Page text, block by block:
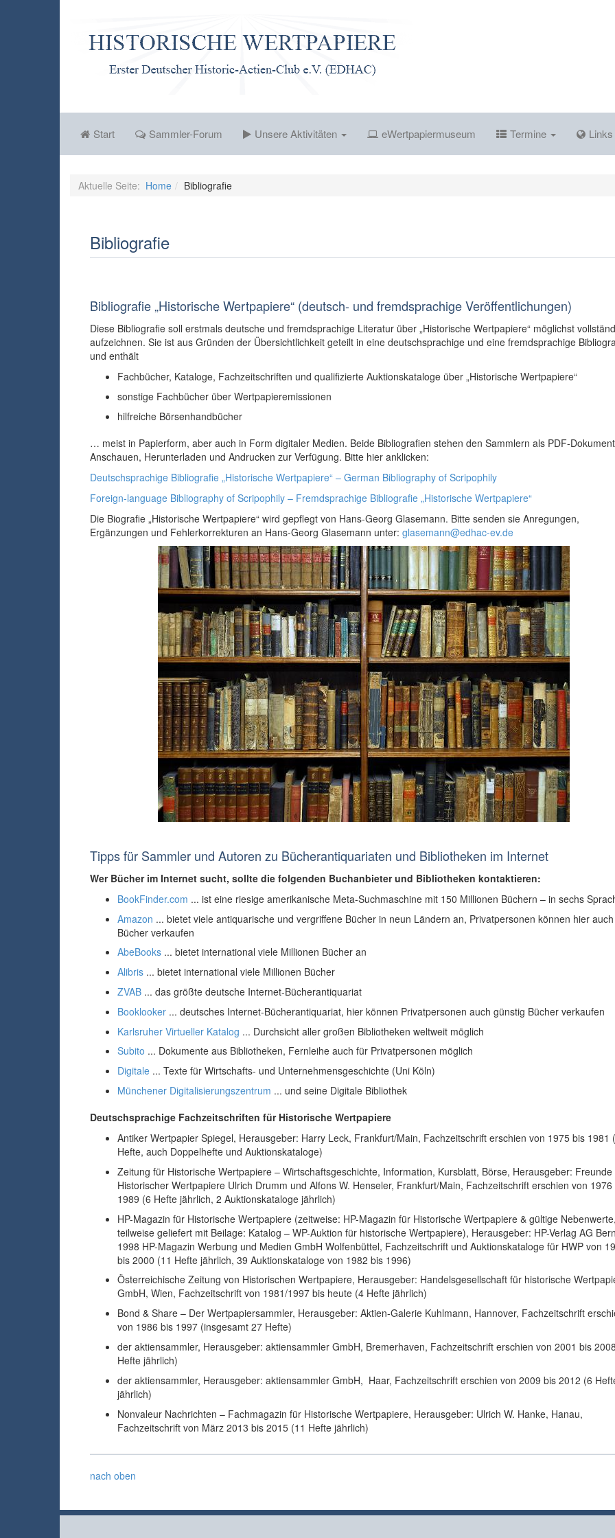
Start Sammler-Forum Unsere Aktivitäten eWertpapiermuseum Termine Links
Aktuelle Seite: Home Bibliografie
Bibliografie
Bibliografie „Historische Wertpapiere“ (deutsch- und fremdsprachige Veröffentlichungen)
Diese Bibliografie soll erstmals deutsche und fremdsprachige Literatur über „Historische Wertpapiere“ möglichst
aufzeichnen. Sie ist aus Gründen der Übersichtlichkeit geteilt in eine deutschsprachige und eine fremdsprachige
und enthält
Fachbücher, Kataloge, Fachzeitschriften und qualifizierte Auktionskataloge über „Historische Wertpapiere“
sonstige Fachbücher über Wertpapieremissionen
hilfreiche Börsenhandbücher
… meist in Papierform, aber auch in Form digitaler Medien. Beide Bibliografien stehen den Sammlern als PDF-
Anschauen, Herunterladen und Andrucken zur Verfügung. Bitte hier anklicken:
Deutschsprachige Bibliografie „Historische Wertpapiere“ – German Bibliography of Scripophily
Foreign-language Bibliography of Scripophily – Fremdsprachige Bibliografie „Historische Wertpapiere“
Die Biografie „Historische Wertpapiere“ wird gepflegt von Hans-Georg Glasemann. Bitte senden sie Anregungen,
Ergänzungen und Fehlerkorrekturen an Hans-Georg Glasemann unter: glasemann@edhac-ev.de
Tipps für Sammler und Autoren zu Bücherantiquariaten und Bibliotheken im Internet
Wer Bücher im Internet sucht, sollte die folgenden Buchanbieter und Bibliotheken kontaktieren:
BookFinder.com ... ist eine riesige amerikanische Meta-Suchmaschine mit 150 Millionen Büchern – in sechs
Amazon ... bietet viele antiquarische und vergriffene Bücher in neun Ländern an, Privatpersonen können hier auch
Bücher verkaufen
AbeBooks... bietet international viele Millionen Bücher an
Alibris... bietet international viele Millionen Bücher
ZVAB... das größte deutsche Internet-Bücherantiquariat
Booklooker... deutsches Internet-Bücherantiquariat, hier können Privatpersonen auch günstig Bücher verkaufen
Karlsruher Virtueller Katalog ... Durchsicht aller großen Bibliotheken weltweit möglich
Subito ... Dokumente aus Bibliotheken, Fernleihe auch für Privatpersonen möglich
Digitale... Texte für Wirtschafts- und Unternehmensgeschichte (Uni Köln)
Münchener Digitalisierungszentrum ... und seine Digitale Bibliothek
Deutschsprachige Fachzeitschriften für Historische Wertpapiere
Antiker Wertpapier Spiegel, Herausgeber: Harry Leck, Frankfurt/Main, Fachzeitschrift erschien von 1975 bis 1981
Hefte, auch Doppelhefte und Auktionskataloge)
Zeitung für Historische Wertpapiere – Wirtschaftsgeschichte, Information, Kursblatt, Börse, Herausgeber: Freunde
Historischer Wertpapiere Ulrich Drumm und Alfons W. Henseler, Frankfurt/Main, Fachzeitschrift erschien von 1976
1989 (6 Hefte jährlich, 2 Auktionskataloge jährlich)
HP-Magazin für Historische Wertpapiere (zeitweise: HP-Magazin für Historische Wertpapiere & gültige
teilweise geliefert mit Beilage: Katalog – WP-Auktion für historische Wertpapiere), Herausgeber: HP-Verlag AG
1998 HP-Magazin Werbung und Medien GmbH Wolfenbüttel, Fachzeitschrift und Auktionskataloge für HWP von
bis 2000 (11 Hefte jährlich, 39 Auktionskataloge von 1982 bis 1996)
Österreichische Zeitung von Historischen Wertpapiere, Herausgeber: Handelsgesellschaft für historische
GmbH, Wien, Fachzeitschrift von 1981/1997 bis heute (4 Hefte jährlich)
Bond & Share – Der Wertpapiersammler, Herausgeber: Aktien-Galerie Kuhlmann, Hannover, Fachzeitschrift
von 1986 bis 1997 (insgesamt 27 Hefte)
der aktiensammler, Herausgeber: aktiensammler GmbH, Bremerhaven, Fachzeitschrift erschien von 2001 bis
Hefte jährlich)
der aktiensammler, Herausgeber: aktiensammler GmbH, Haar, Fachzeitschrift erschien von 2009 bis 2012 (6
jährlich)
Nonvaleur Nachrichten – Fachmagazin für Historische Wertpapiere, Herausgeber: Ulrich W. Hanke, Hanau,
Fachzeitschrift von März 2013 bis 2015 (11 Hefte jährlich)
nach oben